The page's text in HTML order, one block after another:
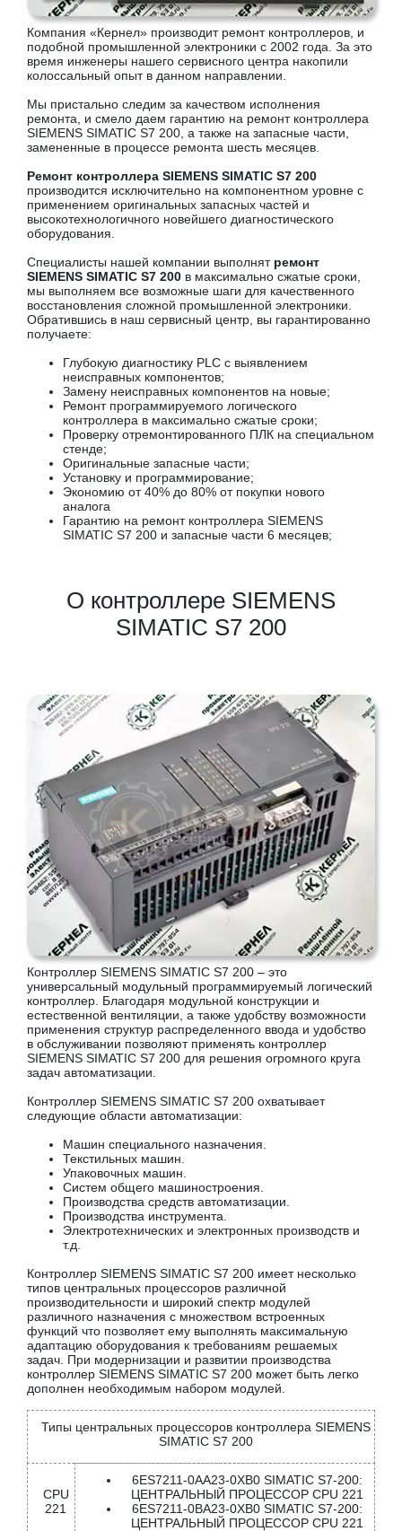
Компания «Кернел» производит ремонт контроллеров, и
подобной промышленной электроники с 2002 года. За это
время инженеры нашего сервисного центра накопили
колоссальный опыт в данном направлении.
Мы пристально следим за качеством исполнения
ремонта, и смело даем гарантию на ремонт контроллера
SIEMENS SIMATIC S7 200, а также на запасные части,
замененные в процессе ремонта шесть месяцев.
Ремонт контроллера SIEMENS SIMATIC S7 200
производится исключительно на компонентном уровне с
применением оригинальных запасных частей и
высокотехнологичного новейшего диагностического
оборудования.
Специалисты нашей компании выполнят ремонт
SIEMENS SIMATIC S7 200 в максимально сжатые сроки,
мы выполняем все возможные шаги для качественного
восстановления сложной промышленной электроники.
Обратившись в наш сервисный центр, вы гарантированно
получаете:
Глубокую диагностику PLC с выявлением
неисправных компонентов;
Замену неисправных компонентов на новые;
Ремонт программируемого логического
контроллера в максимально сжатые сроки;
Проверку отремонтированного ПЛК на специальном
стенде;
Оригинальные запасные части;
Установку и программирование;
Экономию от 40% до 80% от покупки нового
аналога
Гарантию на ремонт контроллера SIEMENS
SIMATIC S7 200 и запасные части 6 месяцев;
О контроллере SIEMENS
SIMATIC S7 200
Контроллер SIEMENS SIMATIC S7 200 – это
универсальный модульный программируемый логический
контроллер. Благодаря модульной конструкции и
естественной вентиляции, а также удобству возможности
применения структур распределенного ввода и удобство
в обслуживании позволяют применять контроллер
SIEMENS SIMATIC S7 200 для решения огромного круга
задач автоматизации.
Контроллер SIEMENS SIMATIC S7 200 охватывает
следующие области автоматизации:
Машин специального назначения.
Текстильных машин.
Упаковочных машин.
Систем общего машиностроения.
Производства средств автоматизации.
Производства инструмента.
Электротехнических и электронных производств и
т.д.
Контроллер SIEMENS SIMATIC S7 200 имеет несколько
типов центральных процессоров различной
производительности и широкий спектр модулей
различного назначения с множеством встроенных
функций что позволяет ему выполнять максимальную
адаптацию оборудования к требованиям решаемых
задач. При модернизации и развитии производства
контроллер SIEMENS SIMATIC S7 200 может быть легко
дополнен необходимым набором модулей.
Типы центральных процессоров контроллера SIEMENS
SIMATIC S7 200
CPU
221
6ES7211-0AA23-0XB0 SIMATIC S7-200:
ЦЕНТРАЛЬНЫЙ ПРОЦЕССОР CPU 221
6ES7211-0BA23-0XB0 SIMATIC S7-200:
ЦЕНТРАЛЬНЫЙ ПРОЦЕССОР CPU 221